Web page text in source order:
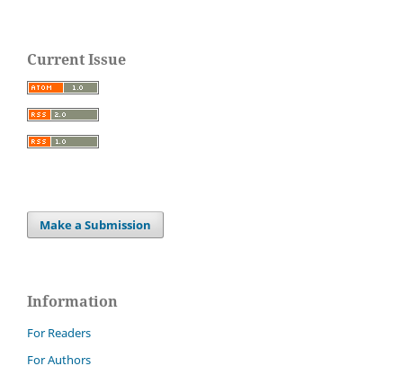
Current Issue
Make a Submission
Information
For Readers
For Authors